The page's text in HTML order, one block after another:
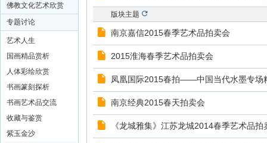
佛教文化艺术欣赏
专题讨论
艺术人生
国画精品赏析
人体彩绘欣赏
书画篆刻探析
书画艺术品交流
收藏与鉴赏
紫玉金沙
版块主题
南京嘉信2015春季艺术品拍卖会
2015淮海春季艺术品拍卖会
凤凰国际2015春拍——中国当代水墨专场
南京经典2015春天拍卖会
《龙城雅集》江苏龙城2014春季艺术品拍